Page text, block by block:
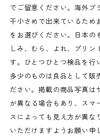
でご留意ください。海外ブ
干小さめで出来ているため
をお選びください。日本の
しみ、むら、よれ、プリン
す。ひとつひとつ検品を行
多少のものは良品として販
ださい。掲載の商品写真は
が異なる場合もあり、スマ
スによっても見え方が異な
いただけますようお願い申